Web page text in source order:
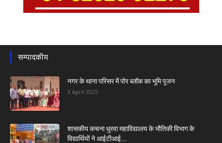
सम्पादकीय
नगर के थाना परिसर में पोर ब्लॉक का भूमि पूजन
3 April 2025
शासकीय कचना धुरवा महाविद्यालय के भौतिकी विभाग के
विद्यार्थियों ने आईटीआई...